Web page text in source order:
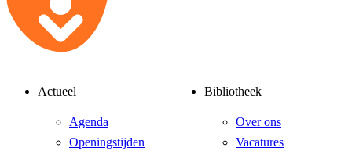
Actueel
Agenda
Openingstijden
Bibliotheek
Over ons
Vacatures